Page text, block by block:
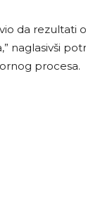
da rezultati
naglasivši
procesa.